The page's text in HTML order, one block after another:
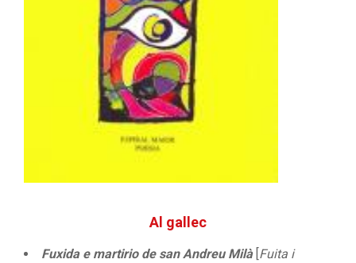
Al gallec
Fuxida e martirio de san Andreu Milà[ Fuita i